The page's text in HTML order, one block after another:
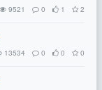
9521 0 1 2
13534 0 0 0